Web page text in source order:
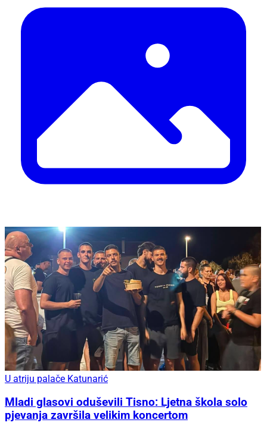
U atriju palače Katunarić
Mladi glasovi oduševili Tisno: Ljetna škola solo
pjevanja završila velikim koncertom